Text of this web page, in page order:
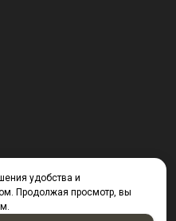
удобства и
Продолжая просмотр, вы